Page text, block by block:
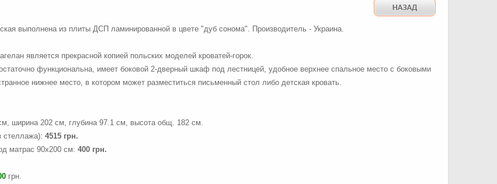
выполнена из плиты ДСП ламинированной в цвете "дуб сонома". Производитель - Украина.
является прекрасной копией польских моделей кроватей-горок.
функциональна, имеет боковой 2-дверный шкаф под лестницей, удобное верхнее спальное место с боковыми
нижнее место, в котором может разместиться письменный стол либо детская кровать.
ширина 202 см, глубина 97.1 см, высота общ. 182 см.
стеллажа): 4515 грн.
матрас 90х200 см: 400 грн.
грн.